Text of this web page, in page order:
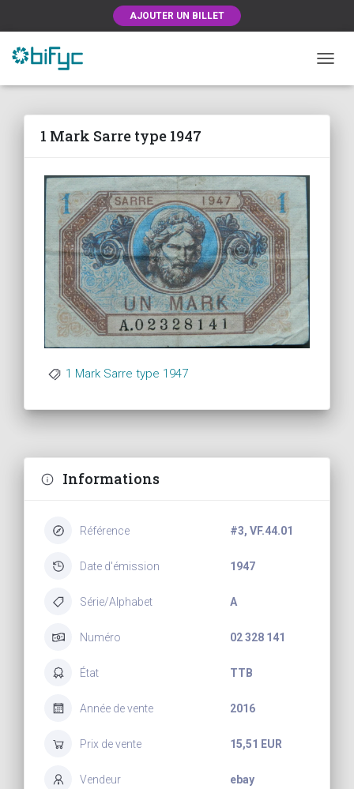
AJOUTER UN BILLET
1 Mark Sarre type 1947
1 Mark Sarre type 1947
Informations
Référence #3, VF.44.01
Date d'émission 1947
Série/Alphabet A
Numéro 02 328 141
État TTB
Année de vente 2016
Prix de vente 15,51 EUR
Vendeur ebay